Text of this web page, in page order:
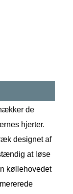
de
hjerter.
designet af
at løse
køllehovedet